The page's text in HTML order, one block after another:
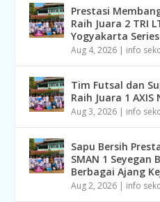
Prestasi
Raih Juara 2 TRI
Yogyakarta
Aug 4, 2026 info
Tim Futsal dan
Raih Juara 1
Aug 3, 2026 info
Sapu Bersih
SMAN 1 Seyegan
Berbagai Ajang
Aug 2, 2026 info